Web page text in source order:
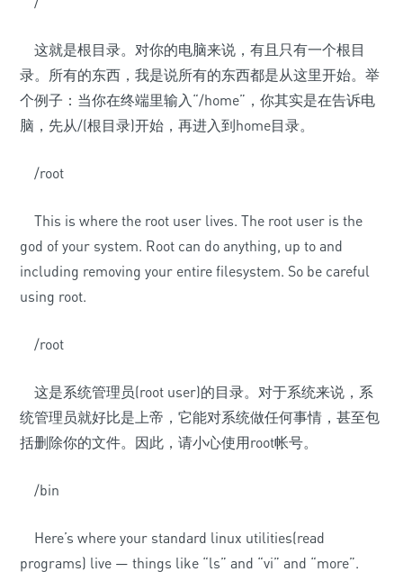
这就是根目录。对你的电脑来说，有且只有一个根目
录。所有的东西，我是说所有的东西都是从这里开始。举
个例子：当你在终端里输入“/home”，你其实是在告诉电
脑，先从/(根目录)开始，再进入到home目录。
/root
This is where the root user lives. The root user is the
god of your system. Root can do anything, up to and
including removing your entire filesystem. So be careful
using root.
/root
这是系统管理员(root user)的目录。对于系统来说，系
统管理员就好比是上帝，它能对系统做任何事情，甚至包
括删除你的文件。因此，请小心使用root帐号。
/bin
Here’s where your standard linux utilities(read
programs) live — things like “ls” and “vi” and “more”.